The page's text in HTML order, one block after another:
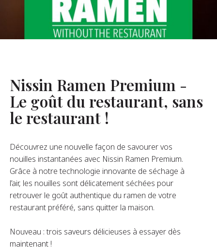
De Nous
FAQ
Nissin Ramen Premium -
Le goût du restaurant, sans
le restaurant !
Découvrez une nouvelle façon de savourer vos
nouilles instantanées avec Nissin Ramen Premium.
Grâce à notre technologie innovante de séchage à
l’air, les nouilles sont délicatement séchées pour
retrouver le goût authentique du ramen de votre
restaurant préféré, sans quitter la maison.
Nouveau : trois saveurs délicieuses à essayer dès
maintenant !